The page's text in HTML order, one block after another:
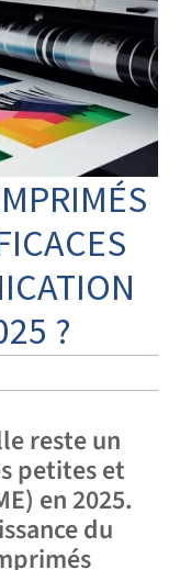
?
reste un
petites et
en 2025.
du